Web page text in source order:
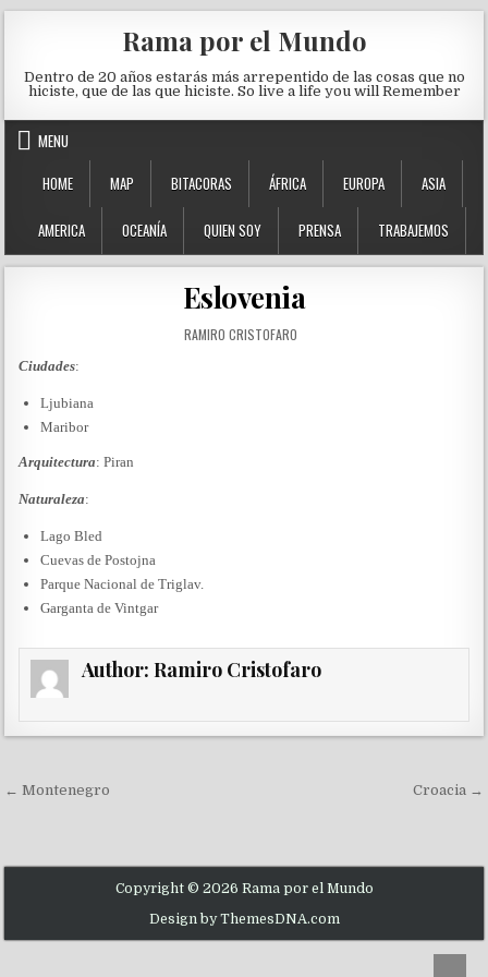
Rama por el Mundo
Dentro de 20 años estarás más arrepentido de las cosas que no
hiciste, que de las que hiciste. So live a life you will Remember
MENU
HOME
MAP BITACORAS ÁFRICA EUROPA ASIA
AMERICA OCEANÍA QUIEN SOY PRENSA TRABAJEMOS
Eslovenia
AUTHOR:
RAMIRO CRISTOFARO
Ciudades:
Ljubiana
Maribor
Arquitectura: Piran
Naturaleza:
Lago Bled
Cuevas de Postojna
Parque Nacional de Triglav.
Garganta de Vintgar
Author:Ramiro Cristofaro
Navegación de entradas
← Montenegro Croacia →
Copyright © 2026 Rama por el Mundo
Design by ThemesDNA.com